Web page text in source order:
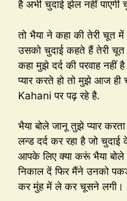
है अभी चुदाई झेल नहीं पाएगी
तो भैया ने कहा की तेरी चूत
उसको चुदाई कहते हैं तेरी चूत
कहा मुझे दर्द की परवाह
प्यार करते हो तो मुझे आज
Kahani पर पढ़ रहे है.
भैया बोले जानू तुझे प्यार करता
लन्ड दर्द कर रहा है जो चुदाई
आपके लिए क्या करूं भैया बोले
निकाल दें फिर मैंने उनको
कर मुंह में ले कर चूसने लगी।